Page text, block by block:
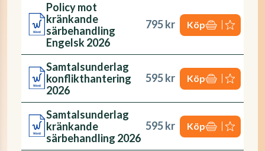
Policy mot
kränkande
särbehandling
Engelsk 2026
795 kr Köp
Samtalsunderlag
konflikthantering
2026
595 kr Köp
Samtalsunderlag
kränkande
särbehandling 2026
595 kr Köp